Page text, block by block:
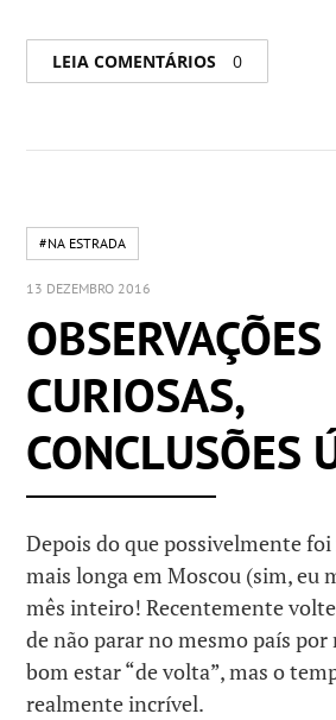
LEIA COMENTÁRIOS 0
#NA ESTRADA
13 DEZEMBRO 2016
OBSERVAÇÕES
CURIOSAS,
CONCLUSÕES
Depois do que possivelmente
mais longa em Moscou (sim, eu
mês inteiro! Recentemente
de não parar no mesmo país
bom estar “de volta”, mas o
realmente incrível.